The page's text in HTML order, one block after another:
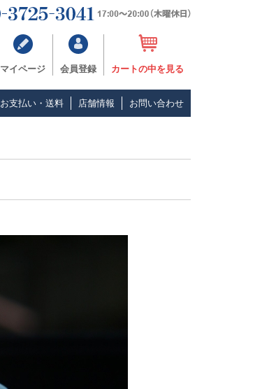
マイページ 会員登録 カートの中を見る
お支払い・送料 店舗情報 お問い合わせ